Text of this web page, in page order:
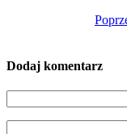
Dodaj komentarz